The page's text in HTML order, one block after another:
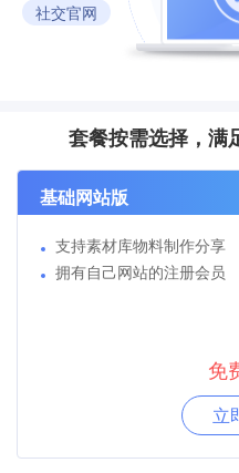
社交官网
套餐按需选择，满
基础网站版
支持素材库物料制作分享
拥有自己网站的注册会员
免
立